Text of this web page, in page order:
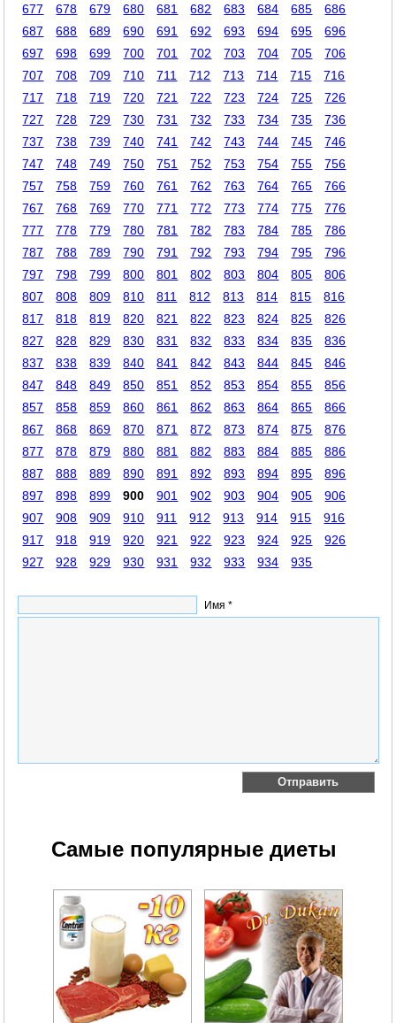
677
678 679 680 681 682 683 684 685
686
687
688 689 690 691 692 693 694 695
696
697
698 699 700 701 702 703 704 705
706
707
708 709 710 711 712 713 714 715
716
717
718 719 720 721 722 723 724 725
726
727
728 729 730 731 732 733 734 735
736
737
738 739 740 741 742 743 744 745
746
747
748 749 750 751 752 753 754 755
756
757
758 759 760 761 762 763 764 765
766
767
768 769 770 771 772 773 774 775
776
777
778 779 780 781 782 783 784 785
786
787
788 789 790 791 792 793 794 795
796
797
798 799 800 801 802 803 804 805
806
807
808 809 810 811 812 813 814 815
816
817
818 819 820 821 822 823 824 825
826
827
828 829 830 831 832 833 834 835
836
837
838 839 840 841 842 843 844 845
846
847
848 849 850 851 852 853 854 855
856
857
858 859 860 861 862 863 864 865
866
867
868 869 870 871 872 873 874 875
876
877
878 879 880 881 882 883 884 885
886
887
888 889 890 891 892 893 894 895
896
897
898 899 900 901 902 903 904 905
906
907
908 909 910 911 912 913 914 915
916
917
918 919 920 921 922 923 924 925
926
927
928 929 930 931 932 933 934 935
Имя *
Самые популярные диеты